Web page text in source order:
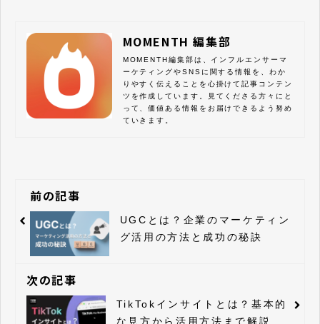
MOMENTH 編集部
MOMENTH編集部は、インフルエンサーマ
ーケティングやSNSに関する情報を、わか
りやすく伝えることを心掛けて記事コンテン
ツを作成しています。見てくださる方々にと
って、価値ある情報をお届けできるよう努め
ていきます。
前の記事
UGCとは？企業のマーケティン
グ活用の方法と成功の秘訣
次の記事
TikTokインサイトとは？基本的
な見方から活用方法まで解説